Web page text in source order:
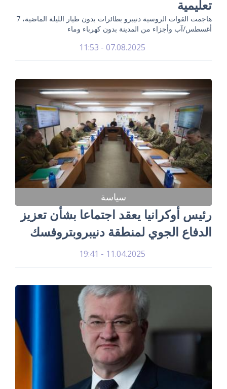
تعليمية
هاجمت القوات الروسية دنيبرو بطائرات بدون طيار الليلة الماضية، 7
أغسطس/آب وأجزاء من المدينة بدون كهرباء وماء
07.08.2025 - 11:53
سياسة
رئيس أوكرانيا يعقد اجتماعا بشأن تعزيز
الدفاع الجوي لمنطقة دنيبروبتروفسك
11.04.2025 - 19:41